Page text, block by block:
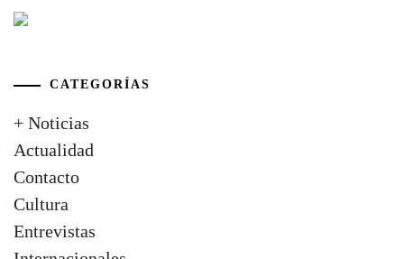
CATEGORÍAS
+ Noticias
Actualidad
Contacto
Cultura
Entrevistas